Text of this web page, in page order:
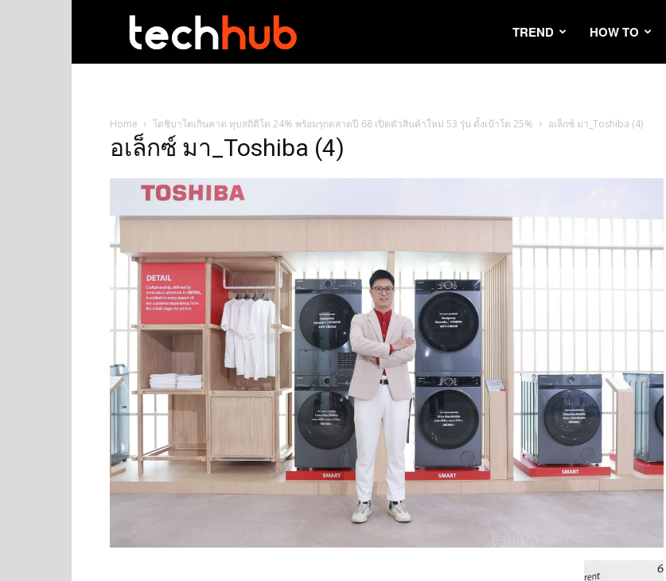
TREND HOW TO
Home โตชิบาโตเกินคาด ทุบสถิติโต 24% พร้อมรุกตลาดปี 68 เปิดตัวสินค้าใหม่ 53 รุ่น ตั้งเป้าโต 25% อเล็กซ์ มา_Toshiba (4)
อเล็กซ์ มา_Toshiba (4)